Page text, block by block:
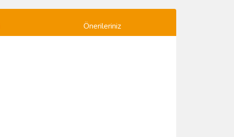
Önerileriniz